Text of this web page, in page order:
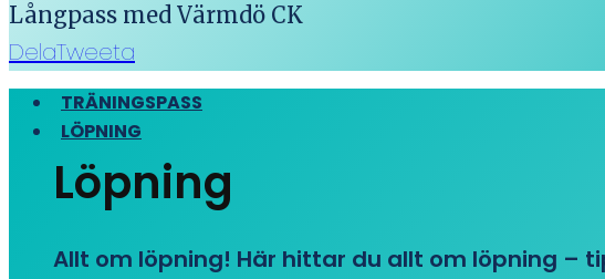
Långpass med Värmdö CK
DelaTweeta
TRÄNINGSPASS
LÖPNING
Löpning
Allt om löpning! Här hittar du allt om löpning –